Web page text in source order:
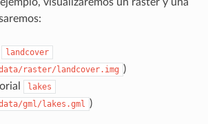
landcover
raster/landcover.img )
lakes
gml/lakes.gml )